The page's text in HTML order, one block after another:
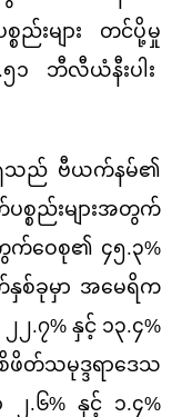
ည်းများ တင်ပို့မှု
၁ ဘီလီယံနီးပါး
သည် ဗီယက်နမ်၏
စည်းများအတွက်
က်ဝေစု၏ ၄၅.၃%
စ်ခုမှာ အမေရိက
၂.၇% နှင့် ၁၃.၄%
သမုဒ္ဒရာဒေသ
၂.၆% နှင့် ၁.၄%